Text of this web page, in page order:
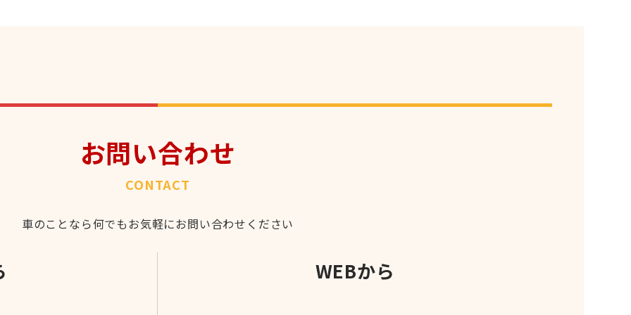
お問い合わせ
CONTACT
車のことなら何でもお気軽にお問い合わせください
WEBから